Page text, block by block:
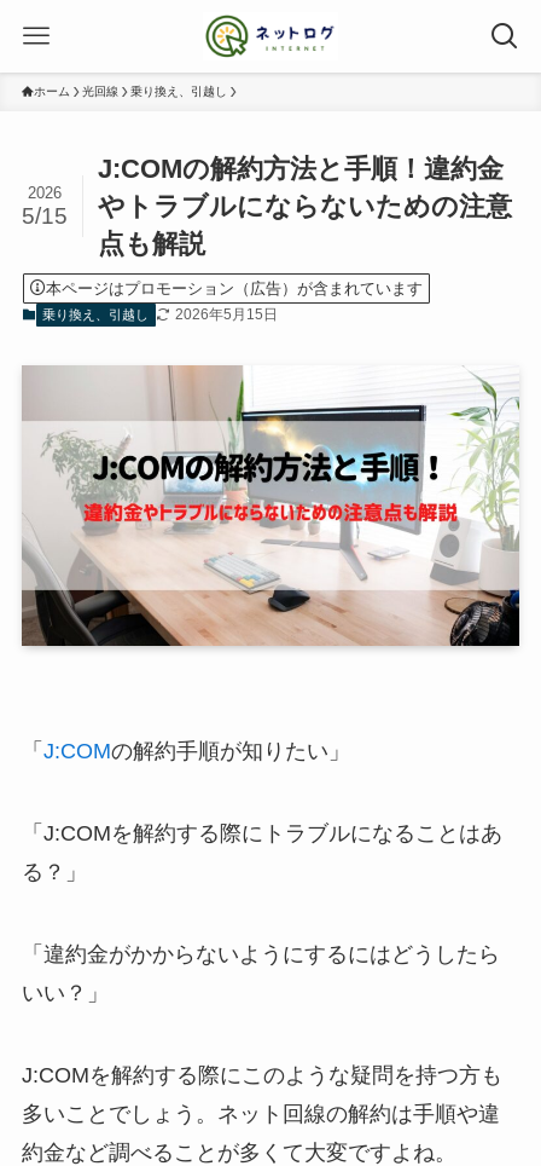
ホーム 光回線 乗り換え、引越し
J:COMの解約方法と手順！違約金
やトラブルにならないための注意
点も解説
2026
5/15
本ページはプロモーション（広告）が含まれています
乗り換え、引越し 2026年5月15日
「 J:COMの解約手順が知りたい」
「J:COMを解約する際にトラブルになることはあ
る？」
「違約金がかからないようにするにはどうしたら
いい？」
J:COMを解約する際にこのような疑問を持つ方も
多いことでしょう。ネット回線の解約は手順や違
約金など調べることが多くて大変ですよね。